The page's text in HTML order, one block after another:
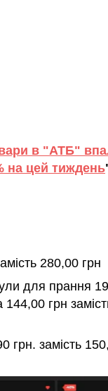
в "АТБ"
на цей тиждень
280,00 грн
для прання
144,00 грн
грн. замість